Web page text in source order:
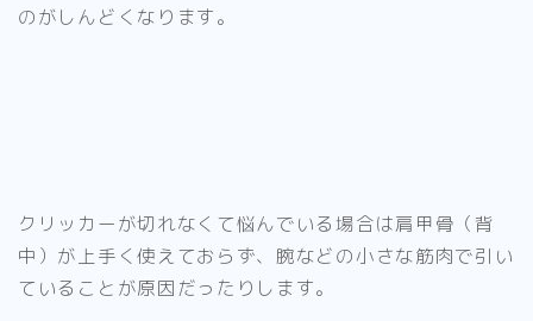
のがしんどくなります。
クリッカーが切れなくて悩んでいる場合は肩甲骨（背
中）が上手く使えておらず、腕などの小さな筋肉で引い
ていることが原因だったりします。